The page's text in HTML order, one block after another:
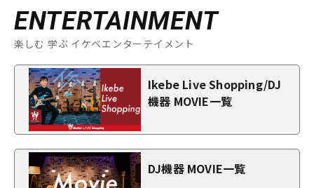
ENTERTAINMENT
楽しむ 学ぶ イケベエンターテイメント
Ikebe Live Shopping/DJ
機器 MOVIE一覧
DJ機器 MOVIE一覧